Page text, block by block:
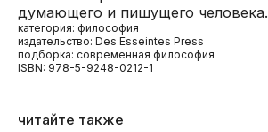
думающего и пишущего человека.
категория: философия
издательство: Des Esseintes Press
подборка: современная философия
ISBN: 978-5-9248-0212-1
читайте также